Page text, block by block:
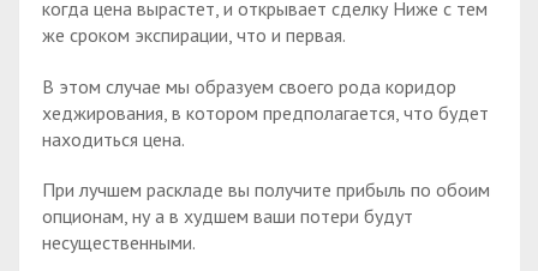
когда цена вырастет, и открывает сделку Ниже с тем
же сроком экспирации, что и первая.
В этом случае мы образуем своего рода коридор
хеджирования, в котором предполагается, что будет
находиться цена.
При лучшем раскладе вы получите прибыль по обоим
опционам, ну а в худшем ваши потери будут
несущественными.